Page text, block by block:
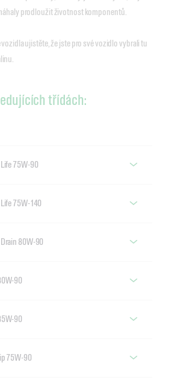
prodloužit životnost komponentů.
ujistěte, že jste pro své vozidlo vybrali tu
třídách:
75W-90
75W-140
80W-90
90
90
75W-90